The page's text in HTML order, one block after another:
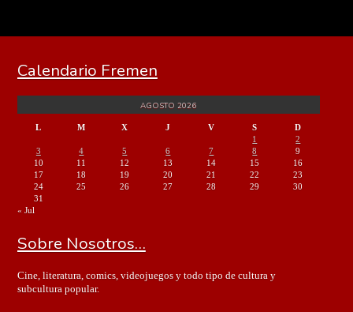
Calendario Fremen
AGOSTO 2026
L M X J V S
D
1
2
3
4 5 6 7 8
9
10
11 12 13 14 15
16
17
18 19 20 21 22
23
24
25 26 27 28 29
30
31
« Jul
Sobre Nosotros…
Cine, literatura, comics, videojuegos y todo tipo de cultura y
subcultura popular.